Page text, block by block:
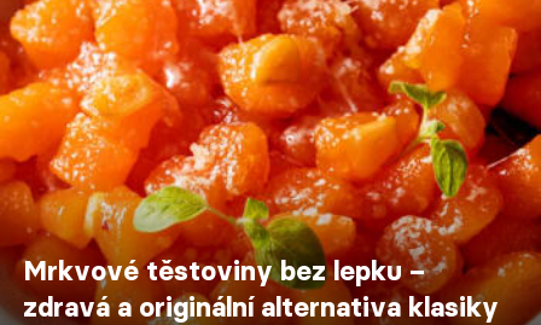
Mrkvové těstoviny bez lepku –
zdravá a originální alternativa klasiky